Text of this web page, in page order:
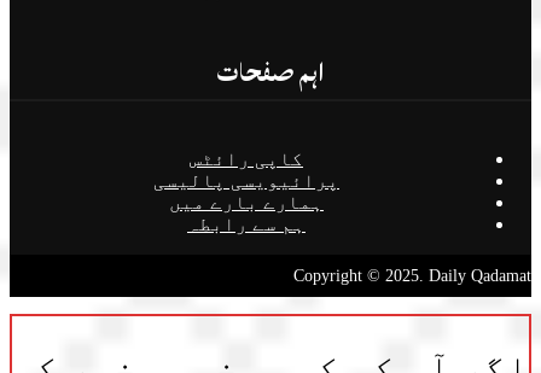
اہم صفحات
کاپی رائٹس
پرائیویسی پالیسی
ہمارے بارے میں
ہم سے رابطہ
Copyright © 2025. Daily Qadamat